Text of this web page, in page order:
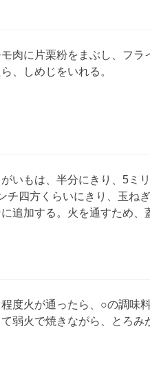
肉に片栗粉をまぶし、フラ
、しめじをいれる。
がいもは、半分にきり、5ミ
チ四方くらいにきり、玉ね
追加する。火を通すため、
度火が通ったら、○の調味
て弱火で焼きながら、とろみ